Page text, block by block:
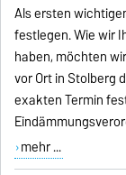
Als ersten
festlegen. Wie wir
haben, möchten
vor Ort in Stolberg
exakten Termin
mehr ...